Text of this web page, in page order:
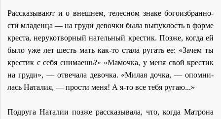
Рас­ска­зы­ва­ют и о внеш­нем, те­лес­ном зна­ке бо­го­из­бран­но­
сти мла­ден­ца — на гру­ди де­воч­ки бы­ла вы­пук­лость в фор­ме
кре­ста, неру­ко­твор­ный на­тель­ный кре­стик. Поз­же, ко­гда ей
бы­ло уже лет шесть мать как-то ста­ла ру­гать ее: «За­чем ты
кре­стик с се­бя сни­ма­ешь?» «Ма­моч­ка, у ме­ня свой кре­стик
на гру­ди», — от­ве­ча­ла де­воч­ка. «Ми­лая доч­ка, — опом­ни­
лась На­та­лия, — про­сти ме­ня! А я-то все те­бя ру­гаю...»
По­дру­га На­та­лии поз­же рас­ска­зы­ва­ла, что, ко­гда Мат­ро­на